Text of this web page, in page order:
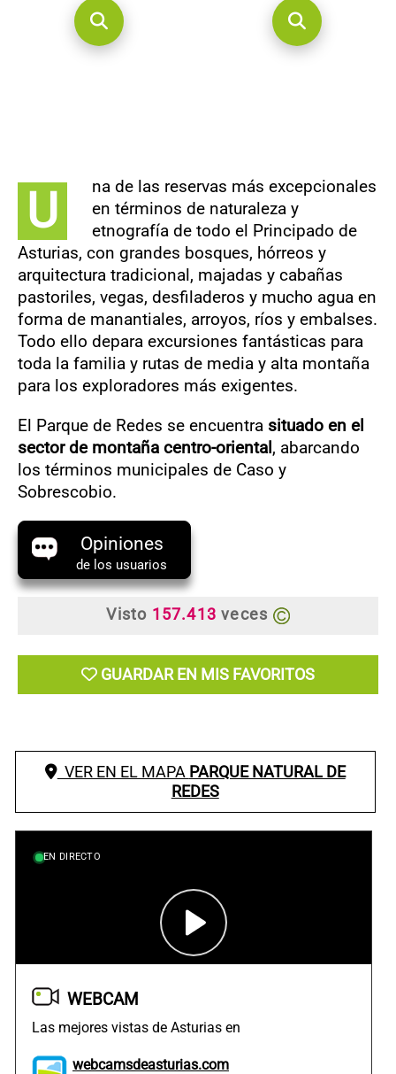
U
na de las reservas más excepcionales
en términos de naturaleza y
etnografía de todo el Principado de
Asturias, con grandes bosques, hórreos y
arquitectura tradicional, majadas y cabañas
pastoriles, vegas, desfiladeros y mucho agua en
forma de manantiales, arroyos, ríos y embalses.
Todo ello depara excursiones fantásticas para
toda la familia y rutas de media y alta montaña
para los exploradores más exigentes.
El Parque de Redes se encuentra situado en el
sector de montaña centro-oriental, abarcando
los términos municipales de Caso y
Sobrescobio.
de los usuarios
Visto 157.413 veces
GUARDAR EN MIS FAVORITOS
VER EN EL MAPA PARQUE NATURAL DE
REDES
EN DIRECTO
WEBCAM
Las mejores vistas de Asturias en
webcamsdeasturias.com